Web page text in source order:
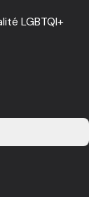
LGBTQI+